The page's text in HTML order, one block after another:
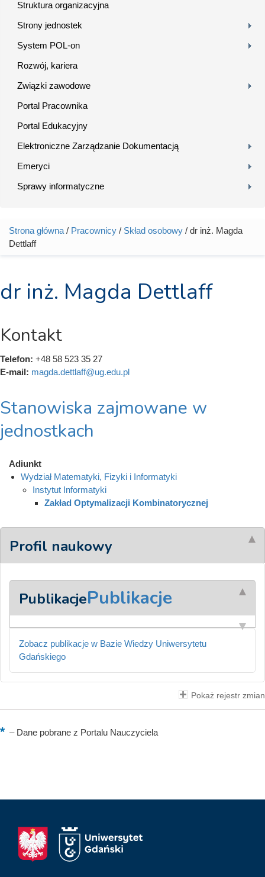
Struktura organizacyjna
Strony jednostek
System POL-on
Rozwój, kariera
Związki zawodowe
Portal Pracownika
Portal Edukacyjny
Elektroniczne Zarządzanie Dokumentacją
Emeryci
Sprawy informatyczne
Jesteś tutaj
Strona główna / Pracownicy / Skład osobowy / dr inż. Magda
Dettlaff
dr inż. Magda Dettlaff
Kontakt
Telefon: +48 58 523 35 27
E-mail: magda.dettlaff@ug.edu.pl
Stanowiska zajmowane w
jednostkach
Adiunkt
Wydział Matematyki, Fizyki i Informatyki
Instytut Informatyki
Zakład Optymalizacji Kombinatorycznej
Profil naukowy
PublikacjePublikacje
Zobacz publikacje w Bazie Wiedzy Uniwersytetu
Gdańskiego
Pokaż rejestr zmian
–Dane pobrane z Portalu Nauczyciela